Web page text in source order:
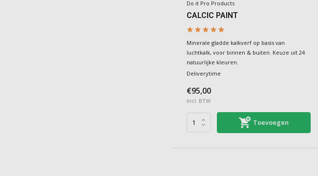
Do it Pro Products
CALCIC PAINT
Minerale gladde kalkverf op basis van
luchtkalk, voor binnen & buiten. Keuze uit 24
natuurlijke kleuren.
Deliverytime
€95,00
Incl. BTW
Toevoegen